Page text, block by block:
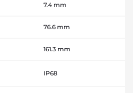
7.4 mm
76.6 mm
161.3 mm
IP68